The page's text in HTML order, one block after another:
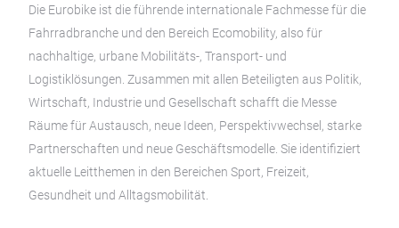
Die Eurobike ist die führende internationale Fachmesse für die
Fahrradbranche und den Bereich Ecomobility, also für
nachhaltige, urbane Mobilitäts-, Transport- und
Logistiklösungen. Zusammen mit allen Beteiligten aus Politik,
Wirtschaft, Industrie und Gesellschaft schafft die Messe
Räume für Austausch, neue Ideen, Perspektivwechsel, starke
Partnerschaften und neue Geschäftsmodelle. Sie identifiziert
aktuelle Leitthemen in den Bereichen Sport, Freizeit,
Gesundheit und Alltagsmobilität.